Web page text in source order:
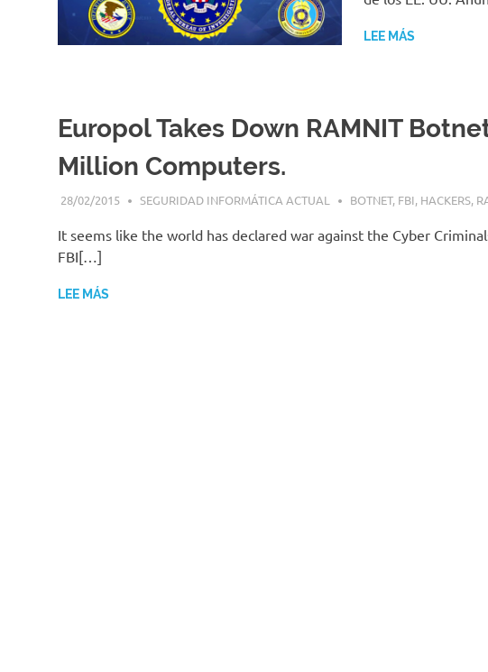
Enlaces
LEE MÁS
Europol Takes Down RAMNIT
Million Computers.
28/02/2015 SEGURIDAD INFORMÁTICA ACTUAL BOTNET, FBI, HACKERS,
It seems like the world has declared war against the Cyber
FBI[…]
LEE MÁS